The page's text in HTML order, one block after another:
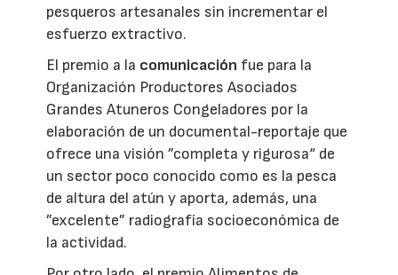
pesqueros artesanales sin incrementar el
esfuerzo extractivo.
El premio a la comunicación fue para la
Organización Productores Asociados
Grandes Atuneros Congeladores por la
elaboración de un documental-reportaje que
ofrece una visión ”completa y rigurosa“ de
un sector poco conocido como es la pesca
de altura del atún y aporta, además, una
”excelente” radiografía socioeconómica de
la actividad.